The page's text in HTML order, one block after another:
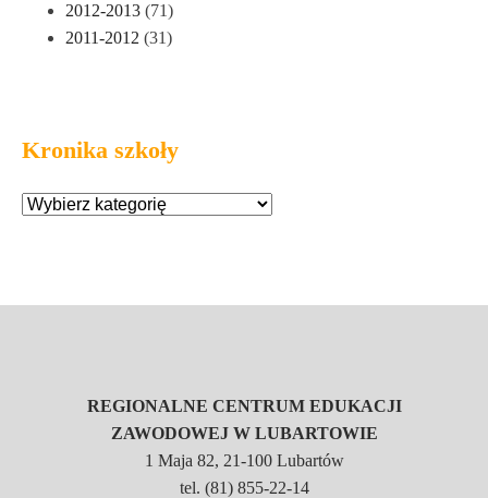
2012-2013 (71)
2011-2012 (31)
Kronika szkoły
REGIONALNE CENTRUM EDUKACJI
ZAWODOWEJ W LUBARTOWIE
1 Maja 82, 21-100 Lubartów
tel. (81) 855-22-14